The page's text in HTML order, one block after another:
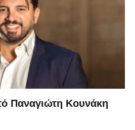
Παναγιώτη Κουνάκη